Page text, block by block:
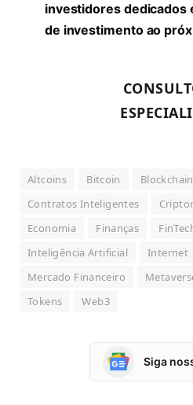
investidores dedicados
de investimento ao
Altcoins Bitcoin
Blockchain
Contratos Inteligentes
Economia
Finanças
Inteligência Artificial
Internet
Mercado Financeiro
Tokens
Web3
Siga